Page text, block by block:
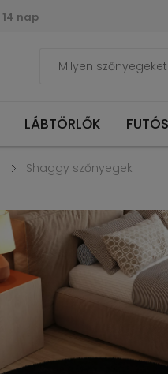
14 nap
LÁBTÖRLŐK
Shaggy szőnyegek